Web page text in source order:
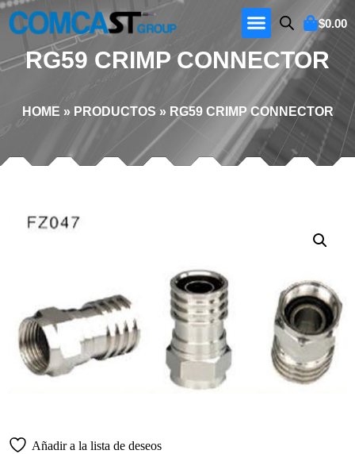
$0.00
RG59 CRIMP CONNECTOR
HOME » PRODUCTOS » RG59 CRIMP CONNECTOR
Añadir a la lista de deseos